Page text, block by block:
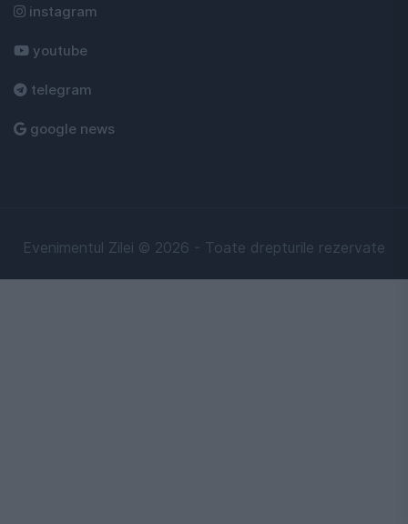
instagram
youtube
telegram
google news
Evenimentul Zilei © 2026 - Toate drepturile rezervate